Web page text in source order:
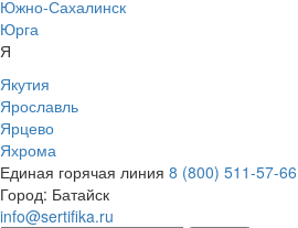
Южно-Сахалинск
Юрга
Я
Якутия
Ярославль
Ярцево
Яхрома
Единая горячая линия 8 (800) 511-57-66
Город: Батайск
info@sertifika.ru